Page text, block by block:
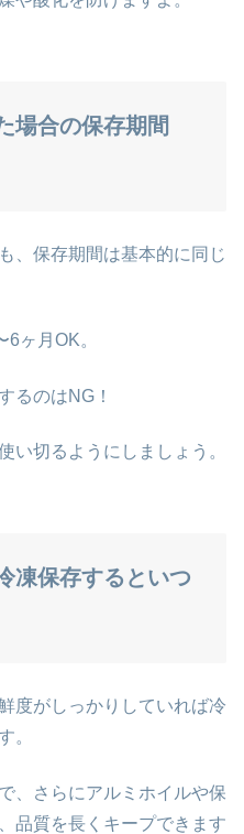
場合の保存期間
、保存期間は基本的に同じ
ヶ月OK。
るのはNG！
い切るようにしましょう。
凍保存するといつ
度がしっかりしていれば冷
。
、さらにアルミホイルや保
品質を長くキープできます